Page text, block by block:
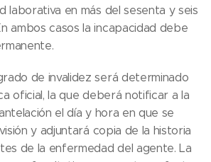
laborativa en más del sesenta y seis
ambos casos la incapacidad debe
de invalidez será determinado
oficial, la que deberá notificar a la
el día y hora en que se
y adjuntará copia de la historia
de la enfermedad del agente. La